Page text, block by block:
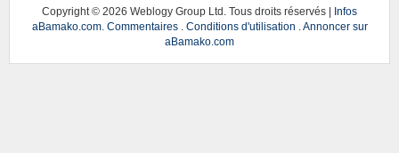
Copyright © 2026 Weblogy Group Ltd. Tous droits réservés | Infos
aBamako.com. Commentaires. Conditions d'utilisation
Annoncer sur
aBamako.com